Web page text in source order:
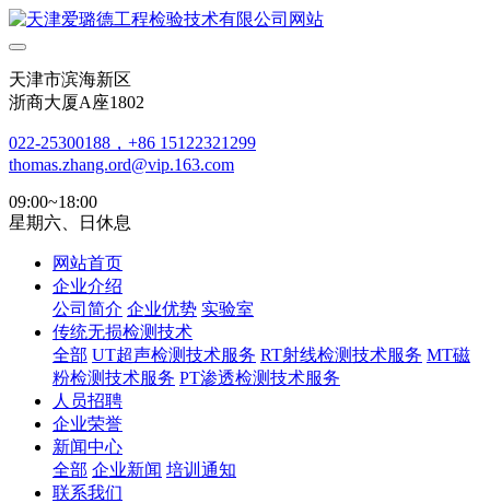
天津市滨海新区
浙商大厦A座1802
022-25300188，+86 15122321299
thomas.zhang.ord@vip.163.com
09:00~18:00
星期六、日休息
网站首页
企业介绍
公司简介 企业优势 实验室
传统无损检测技术
全部 UT超声检测技术服务 RT射线检测技术服务 MT磁
粉检测技术服务 PT渗透检测技术服务
人员招聘
企业荣誉
新闻中心
全部 企业新闻 培训通知
联系我们